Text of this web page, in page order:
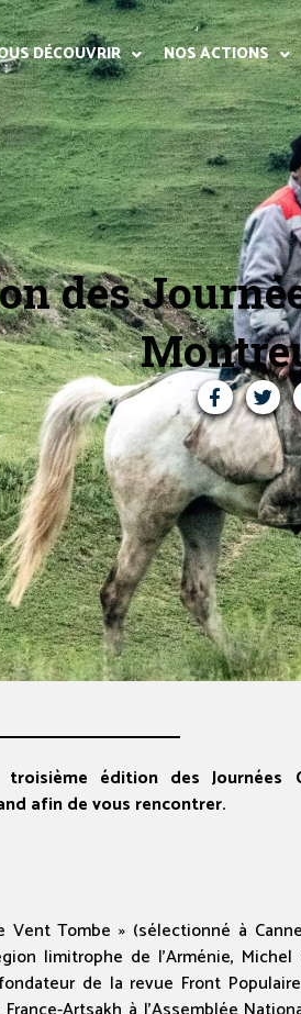
DÉCOUVRIR NOS ACTIONS
des
édition des Journées
afin de vous rencontrer.
Tombe » (sélectionné à
limitrophe de l’Arménie,
de la revue Front